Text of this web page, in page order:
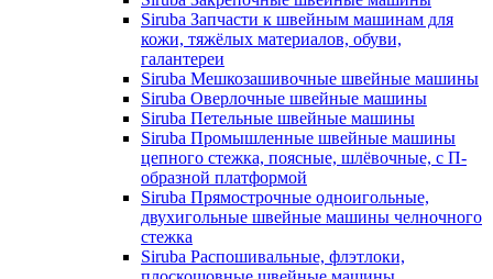
Siruba Запчасти к швейным машинам для
кожи, тяжёлых материалов, обуви,
галантереи
Siruba Мешкозашивочные швейные машины
Siruba Оверлочные швейные машины
Siruba Петельные швейные машины
Siruba Промышленные швейные машины
цепного стежка, поясные, шлёвочные, с П-
образной платформой
Siruba Прямострочные одноигольные,
двухигольные швейные машины челночного
стежка
Siruba Распошивальные, флэтлоки,